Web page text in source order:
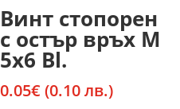
Винт стопорен
с остър връх М
5х6 Bl.
0.05€ (0.10 лв.)